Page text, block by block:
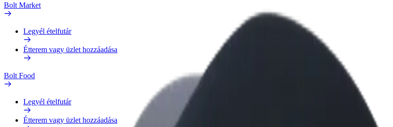
Bolt Market
Legyél ételfutár
Étterem vagy üzlet hozzáadása
Bolt Food
Legyél ételfutár
Étterem vagy üzlet hozzáadása